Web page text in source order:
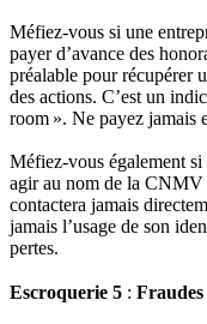
Méfiez‑vous si une
payer d’avance des
préalable pour récupérer
des actions. C’est un
room ». Ne payez jamais
Méfiez‑vous également
agir au nom de la
contactera jamais
jamais l’usage de son
pertes.
Escroquerie 5 : Fraudes